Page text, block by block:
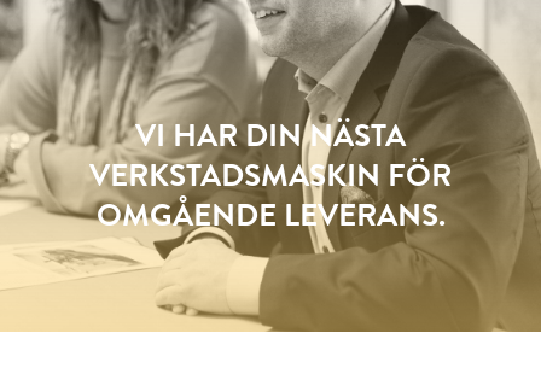
VI HAR DIN NÄSTA
VERKSTADSMASKIN FÖR
OMGÅENDE LEVERANS.